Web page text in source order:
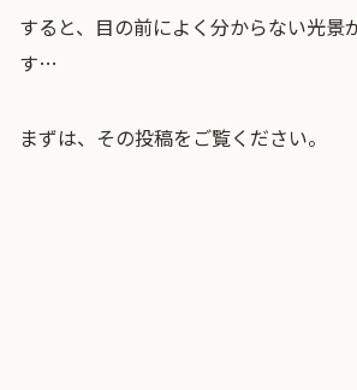
すると、目の前によく分からない光景
す…
まずは、その投稿をご覧ください。